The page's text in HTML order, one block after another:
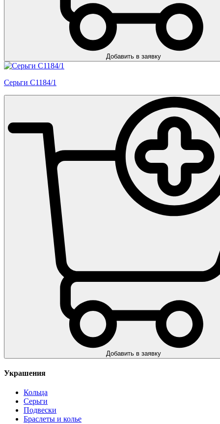
Добавить в заявку
Серьги С1184/1
Добавить в заявку
Украшения
Кольца
Серьги
Подвески
Браслеты и колье